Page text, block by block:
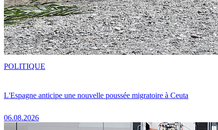
L'Espagne anticipe une nouvelle poussée migratoire à Ceuta
06.08.2026
POLITIQUE